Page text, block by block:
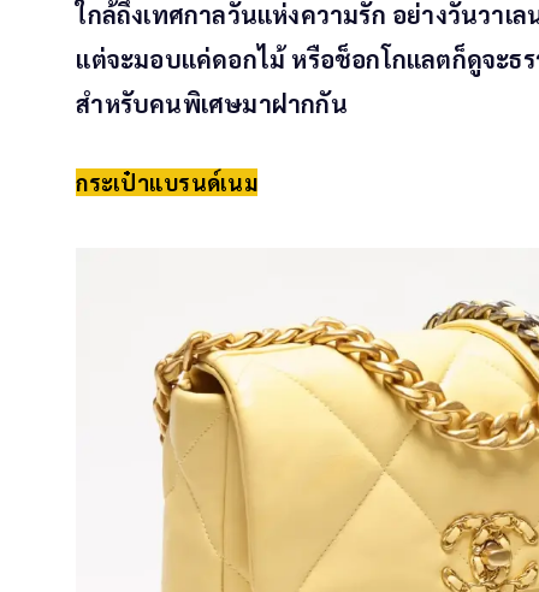
ใกล้ถึงเทศกาลวันแห่งความรัก อย่างวันวา
แต่จะมอบแค่ดอกไม้ หรือช็อกโกแลตก็ดูจะธ
สำหรับคนพิเศษมาฝากกัน
กระเป๋าแบรนด์เนม